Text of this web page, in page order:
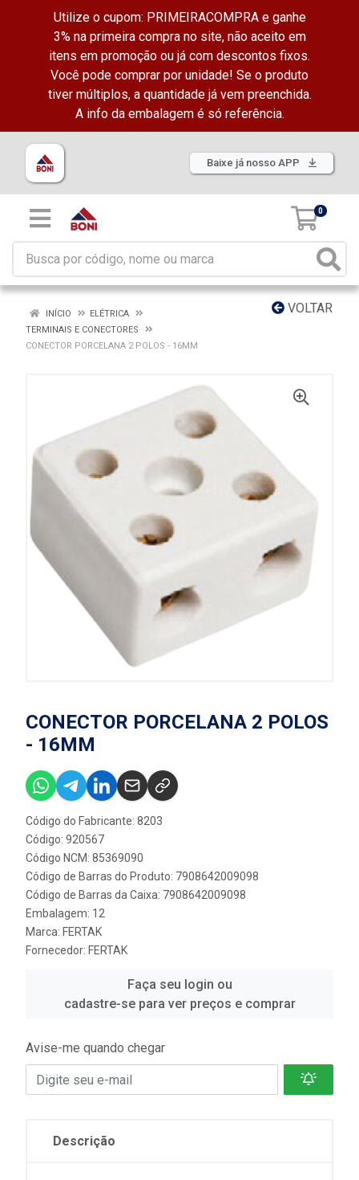
Utilize o cupom: PRIMEIRACOMPRA e ganhe
3% na primeira compra no site, não aceito em
itens em promoção ou já com descontos fixos.
Você pode comprar por unidade! Se o produto
tiver múltiplos, a quantidade já vem preenchida.
A info da embalagem é só referência.
Baixe já nosso APP
0
VOLTAR
INÍCIO
ELÉTRICA
TERMINAIS E CONECTORES
CONECTOR PORCELANA 2 POLOS - 16MM
CONECTOR PORCELANA 2 POLOS
- 16MM
Código do Fabricante: 8203
Código: 920567
Código NCM: 85369090
Código de Barras do Produto: 7908642009098
Código de Barras da Caixa: 7908642009098
Embalagem: 12
Marca: FERTAK
Fornecedor: FERTAK
Faça seu login ou
cadastre-se para ver preços e comprar
Avise-me quando chegar
Descrição